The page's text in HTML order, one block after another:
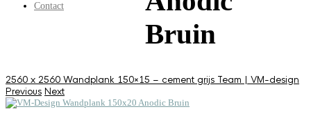
Contact
Bruin
2560 x 2560 Wandplank 150×15 – cement grijs Team | VM-design
Previous Next